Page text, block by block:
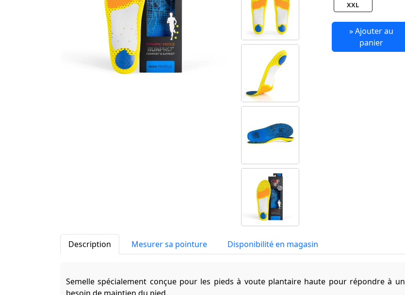
XXL
» Ajouter au
panier
Description Mesurer sa pointure Disponibilité en magasin
Semelle spécialement conçue pour les pieds à voute plantaire haute pour répondre à un